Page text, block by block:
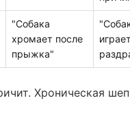
"Собака
хромает после
прыжка"
Хроническая